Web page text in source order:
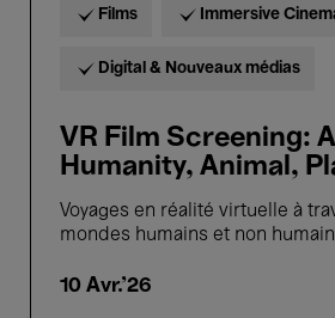
Films Immersive
Digital & Nouveaux médias
VR Film Screening:
Humanity, Animal,
Voyages en réalité virtuelle à
mondes humains et non
10 Avr.'26